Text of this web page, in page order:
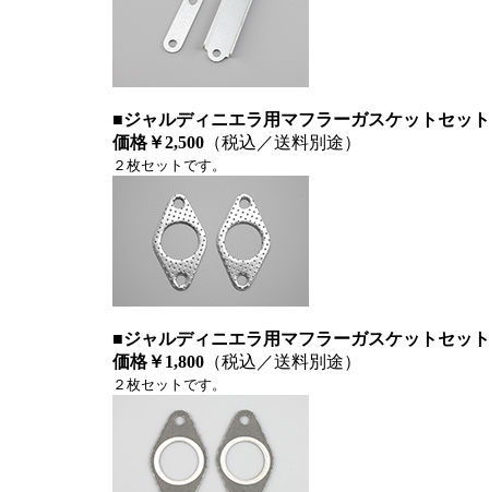
■ジャルディニエラ用マフラーガスケットセッ
価格￥2,500（税込／送料別途）
２枚セットです。
■ジャルディニエラ用マフラーガスケットセッ
価格￥1,800（税込／送料別途）
２枚セットです。